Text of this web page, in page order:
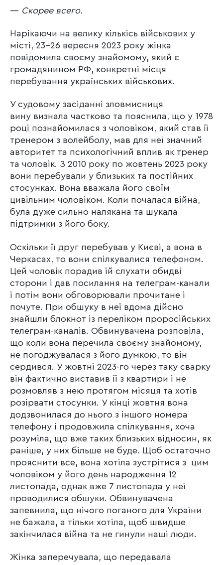
— Скорее всего.
Нарікаючи на велику кількісь військових у
місті, 23-26 вересня 2023 року жінка
повідомила своєму знайомому, який є
громадянином РФ, конкретні місця
перебування українських військових.
У судовому засіданні зловмисниця
вину визнала частково та пояснила, що у 1978
році познайомилася з чоловіком, який став її
тренером з волейболу, мав для неї значний
авторитет та психологічний вплив як тренер
та чоловік. З 2010 року по жовтень 2023 року
вони перебували у близьких та постійних
стосунках. Вона вважала його своїм
цивільним чоловіком. Коли почалася війна,
була дуже сильно налякана та шукала
підтримки з його боку.
Оскільки її друг перебував у Києві, а вона в
Черкасах, то вони спілкувалися телефоном.
Цей чоловік порадив їй слухати обидві
сторони і дав посилання на телеграм-канали
і потім вони обговорювали прочитане і
почуте. При обшуку в неї вдома дійсно
знайшли блокнот із переліком проросійських
телеграм-каналів. Обвинувачена розповіла,
що коли вона перечила своєму знайомому,
не погоджувалася з його думкою, то він
сердився. У жовтні 2023-го через таку сварку
він фактично виставив її з квартири і не
розмовляв з нею протягом місяця та хотів
розірвати стосунки. У кінці жовтня вона
додзвонилася до нього з іншого номера
телефону і продовжила спілкування, хоча
розуміла, що вже таких близьких відносин, як
раніше, у них більше не буде. Щоб остаточно
прояснити все, вона хотіла зустрітися з цим
чоловіком у його день народження 12
листопада, однак вже 7 листопада у неї
проводилися обшуки. Обвинувачена
запевнила, що нічого поганого для України
не бажала, а тільки хотіла, щоб швидше
закінчилася війна та не гинули наші люди.
Жінка заперечувала, що передавала